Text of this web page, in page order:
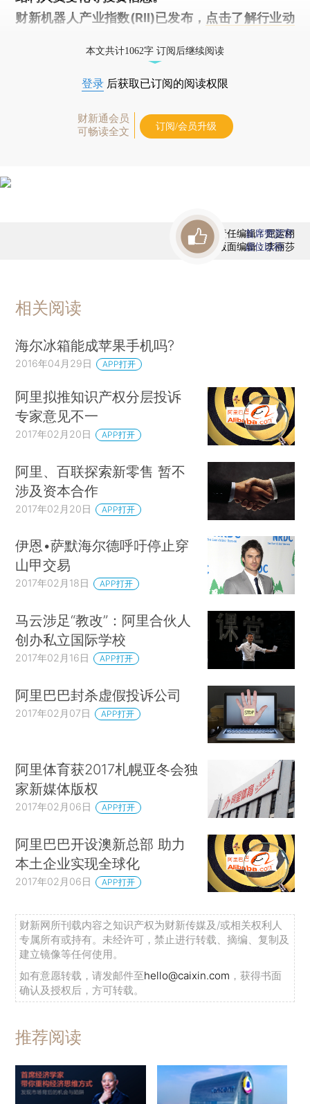
财新机器人产业指数(RII)已发布， 点击了解行业动
本文共计1062字 订阅后继续阅读
登录 后获取已订阅的阅读权限
财新通会员
可畅读全文
订阅/会员升级
责任编辑：屈运栩
版面编辑：李丽莎
首席赞赏官
虚位以待
相关阅读
海尔冰箱能成苹果手机吗?
2016年04月29日 APP打开
阿里拟推知识产权分层投诉
专家意见不一
2017年02月20日 APP打开
阿里、百联探索新零售 暂不
涉及资本合作
2017年02月20日 APP打开
伊恩•萨默海尔德呼吁停止穿
山甲交易
2017年02月18日 APP打开
马云涉足“教改”：阿里合伙人
创办私立国际学校
2017年02月16日 APP打开
阿里巴巴封杀虚假投诉公司
2017年02月07日 APP打开
阿里体育获2017札幌亚冬会独
家新媒体版权
2017年02月06日 APP打开
阿里巴巴开设澳新总部 助力
本土企业实现全球化
2017年02月06日 APP打开
财新网所刊载内容之知识产权为财新传媒及/或相关权利人
专属所有或持有。未经许可，禁止进行转载、摘编、复制及
建立镜像等任何使用。
如有意愿转载，请发邮件至hello@caixin.com ，获得书面
确认及授权后，方可转载。
推荐阅读